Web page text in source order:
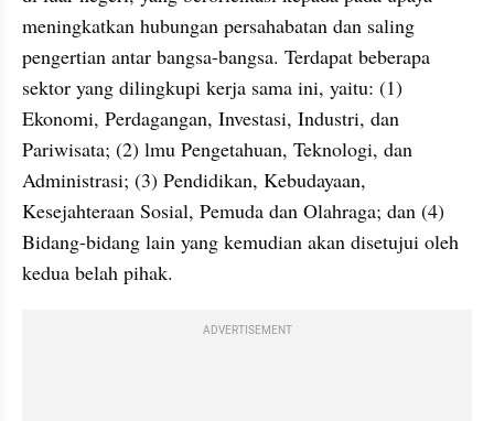
meningkatkan hubungan persahabatan dan saling
pengertian antar bangsa-bangsa. Terdapat beberapa
sektor yang dilingkupi kerja sama ini, yaitu: (1)
Ekonomi, Perdagangan, Investasi, Industri, dan
Pariwisata; (2) lmu Pengetahuan, Teknologi, dan
Administrasi; (3) Pendidikan, Kebudayaan,
Kesejahteraan Sosial, Pemuda dan Olahraga; dan (4)
Bidang-bidang lain yang kemudian akan disetujui oleh
kedua belah pihak.
ADVERTISEMENT